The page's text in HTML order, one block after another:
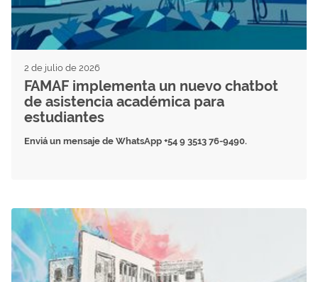
2 de julio de 2026
FAMAF implementa un nuevo chatbot
de asistencia académica para
estudiantes
Enviá un mensaje de WhatsApp +54 9 3513 76-9490.